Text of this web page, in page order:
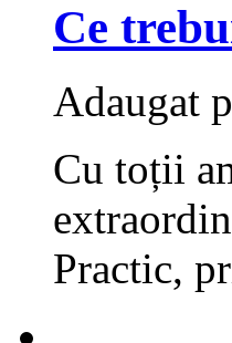
Ce
Adaugat
Cu toții
Practic,